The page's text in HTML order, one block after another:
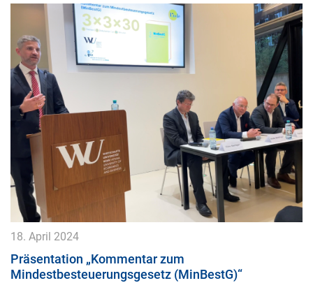
18. April 2024
Präsentation „Kommentar zum
Mindestbesteuerungsgesetz (MinBestG)“